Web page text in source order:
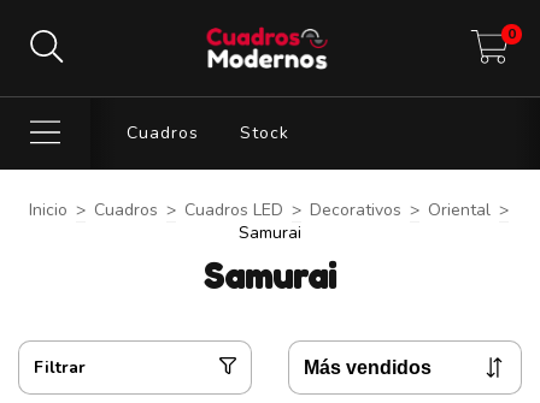
0
Cuadros Stock
Inicio > Cuadros > Cuadros LED > Decorativos > Oriental >
Samurai
Samurai
Filtrar